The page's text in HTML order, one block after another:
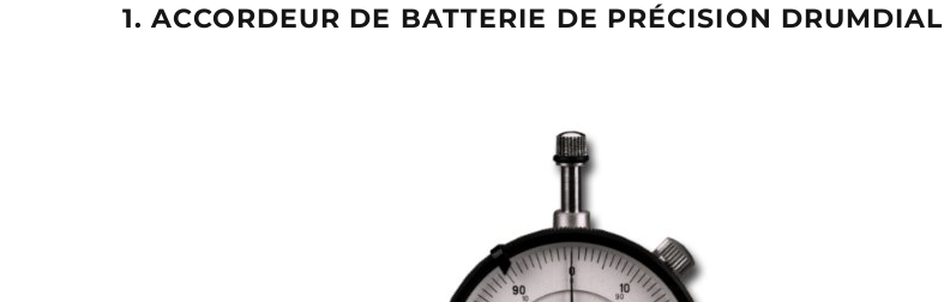
1. ACCORDEUR DE BATTERIE DE PRÉCISION DRUMDIAL